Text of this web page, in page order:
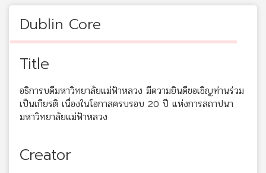
Dublin Core
Title
อธิการบดีมหาวิทยาลัยแม่ฟ้าหลวง มีความยินดีขอเชิญท่านร่วม
เป็นเกียรติ เนื่องในโอกาสครบรอบ 20 ปี แห่งการสถาปนา
มหาวิทยาลัยแม่ฟ้าหลวง
Creator